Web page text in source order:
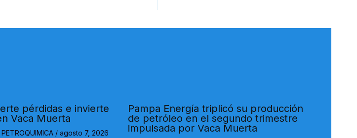
pérdidas e invierte
Vaca Muerta
PETROQUIMICA / agosto 7, 2026
Pampa Energía triplicó su producción
de petróleo en el segundo trimestre
impulsada por Vaca Muerta